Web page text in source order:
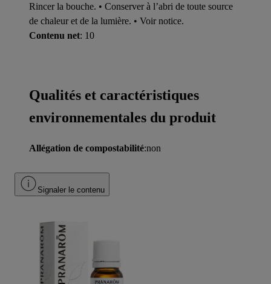
Rincer la bouche. • Conserver à l’abri de toute source
de chaleur et de la lumière. • Voir notice.
Contenu net: 10
Qualités et caractéristiques
environnementales du produit
Allégation de compostabilité:non
Signaler le contenu